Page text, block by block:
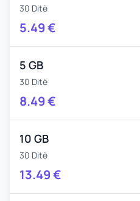
30 Ditë
5.49€
5 GB
30 Ditë
8.49€
10 GB
30 Ditë
13.49€